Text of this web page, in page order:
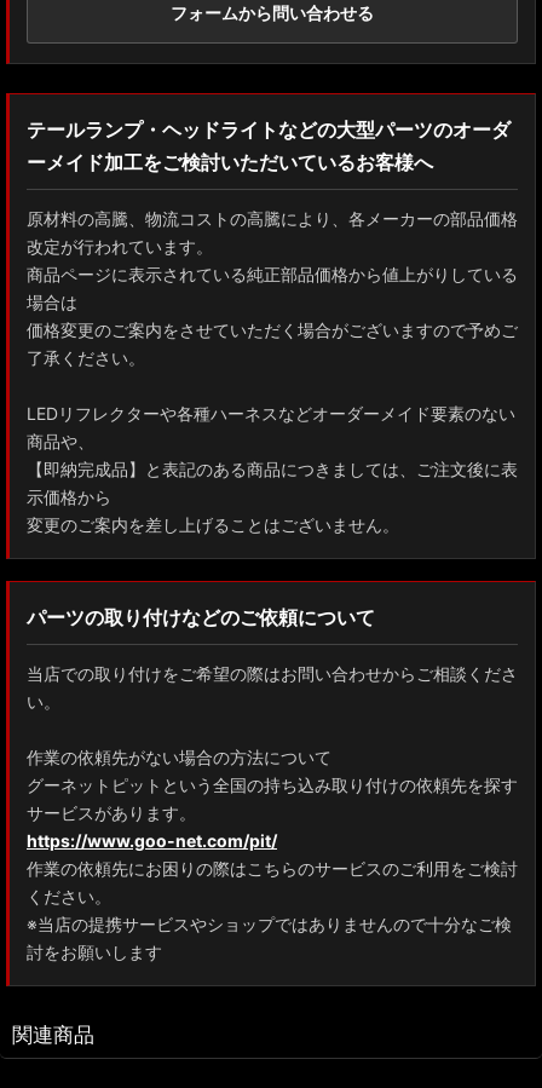
フォームから問い合わせる
テールランプ・ヘッドライトなどの大型パーツのオーダ
ーメイド加工をご検討いただいているお客様へ
原材料の高騰、物流コストの高騰により、各メーカーの部品価格
改定が行われています。
商品ページに表示されている純正部品価格から値上がりしている
場合は
価格変更のご案内をさせていただく場合がございますので予めご
了承ください。
LEDリフレクターや各種ハーネスなどオーダーメイド要素のない
商品や、
【即納完成品】と表記のある商品につきましては、ご注文後に表
示価格から
変更のご案内を差し上げることはございません。
パーツの取り付けなどのご依頼について
当店での取り付けをご希望の際はお問い合わせからご相談くださ
い。
作業の依頼先がない場合の方法について
グーネットピットという全国の持ち込み取り付けの依頼先を探す
サービスがあります。
https://www.goo-net.com/pit/
作業の依頼先にお困りの際はこちらのサービスのご利用をご検討
ください。
※当店の提携サービスやショップではありませんので十分なご検
討をお願いします
関連商品